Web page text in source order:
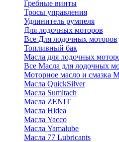
Гребные винты
Тросы управления
Удлинитель румпеля
Для лодочных моторов
Все Для лодочных моторов
Топливный бак
Масла для лодочных
Все Масла для лодочных
Моторное масло и смазка
Масла QuickSilver
Масла Sumitach
Масла ZENIT
Масла Hidea
Масла Yacco
Масла Yamalube
Масла 77 Lubricants